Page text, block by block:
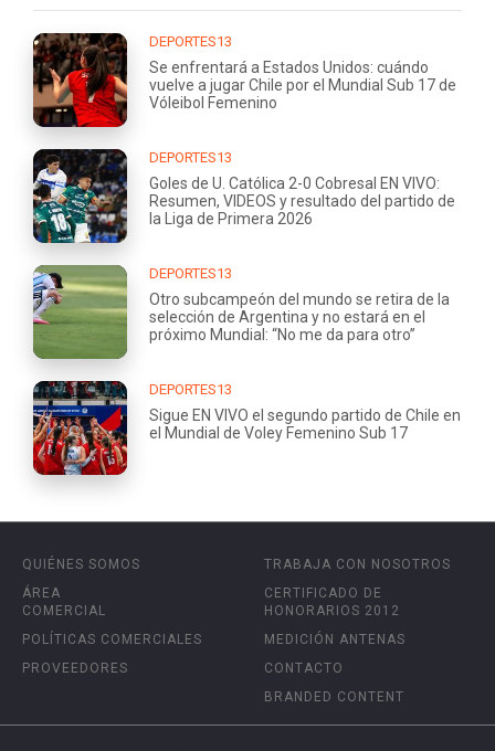
DEPORTES13
Se enfrentará a Estados Unidos: cuándo
vuelve a jugar Chile por el Mundial Sub 17 de
Vóleibol Femenino
DEPORTES13
Goles de U. Católica 2-0 Cobresal EN VIVO:
Resumen, VIDEOS y resultado del partido de
la Liga de Primera 2026
DEPORTES13
Otro subcampeón del mundo se retira de la
selección de Argentina y no estará en el
próximo Mundial: “No me da para otro”
DEPORTES13
Sigue EN VIVO el segundo partido de Chile en
el Mundial de Voley Femenino Sub 17
QUIÉNES SOMOS
ÁREA
COMERCIAL
POLÍTICAS COMERCIALES
PROVEEDORES
TRABAJA CON NOSOTROS
CERTIFICADO DE
HONORARIOS 2012
MEDICIÓN ANTENAS
CONTACTO
BRANDED CONTENT